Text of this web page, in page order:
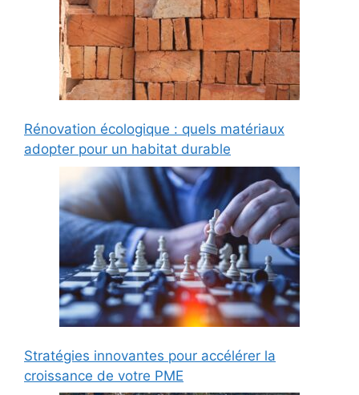
Rénovation écologique : quels matériaux
adopter pour un habitat durable
Stratégies innovantes pour accélérer la
croissance de votre PME